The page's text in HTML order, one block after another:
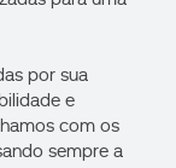
por sua
e
com os
sempre a